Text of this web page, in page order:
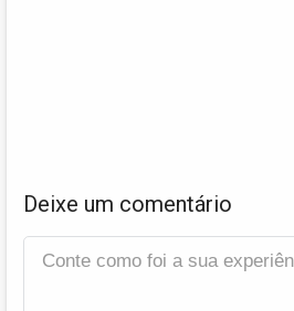
Deixe um comentário